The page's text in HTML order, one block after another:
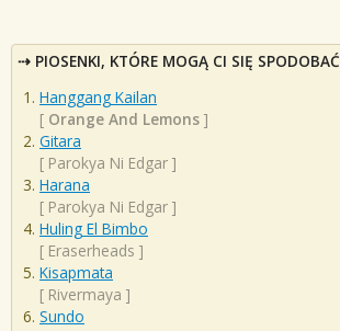
PIOSENKI, KTÓRE MOGĄ CI SIĘ SPODOBAĆ
Hanggang Kailan
[ Orange And Lemons ]
Gitara
[ Parokya Ni Edgar ]
Harana
[ Parokya Ni Edgar ]
Huling El Bimbo
[ Eraserheads ]
Kisapmata
[ Rivermaya ]
Sundo